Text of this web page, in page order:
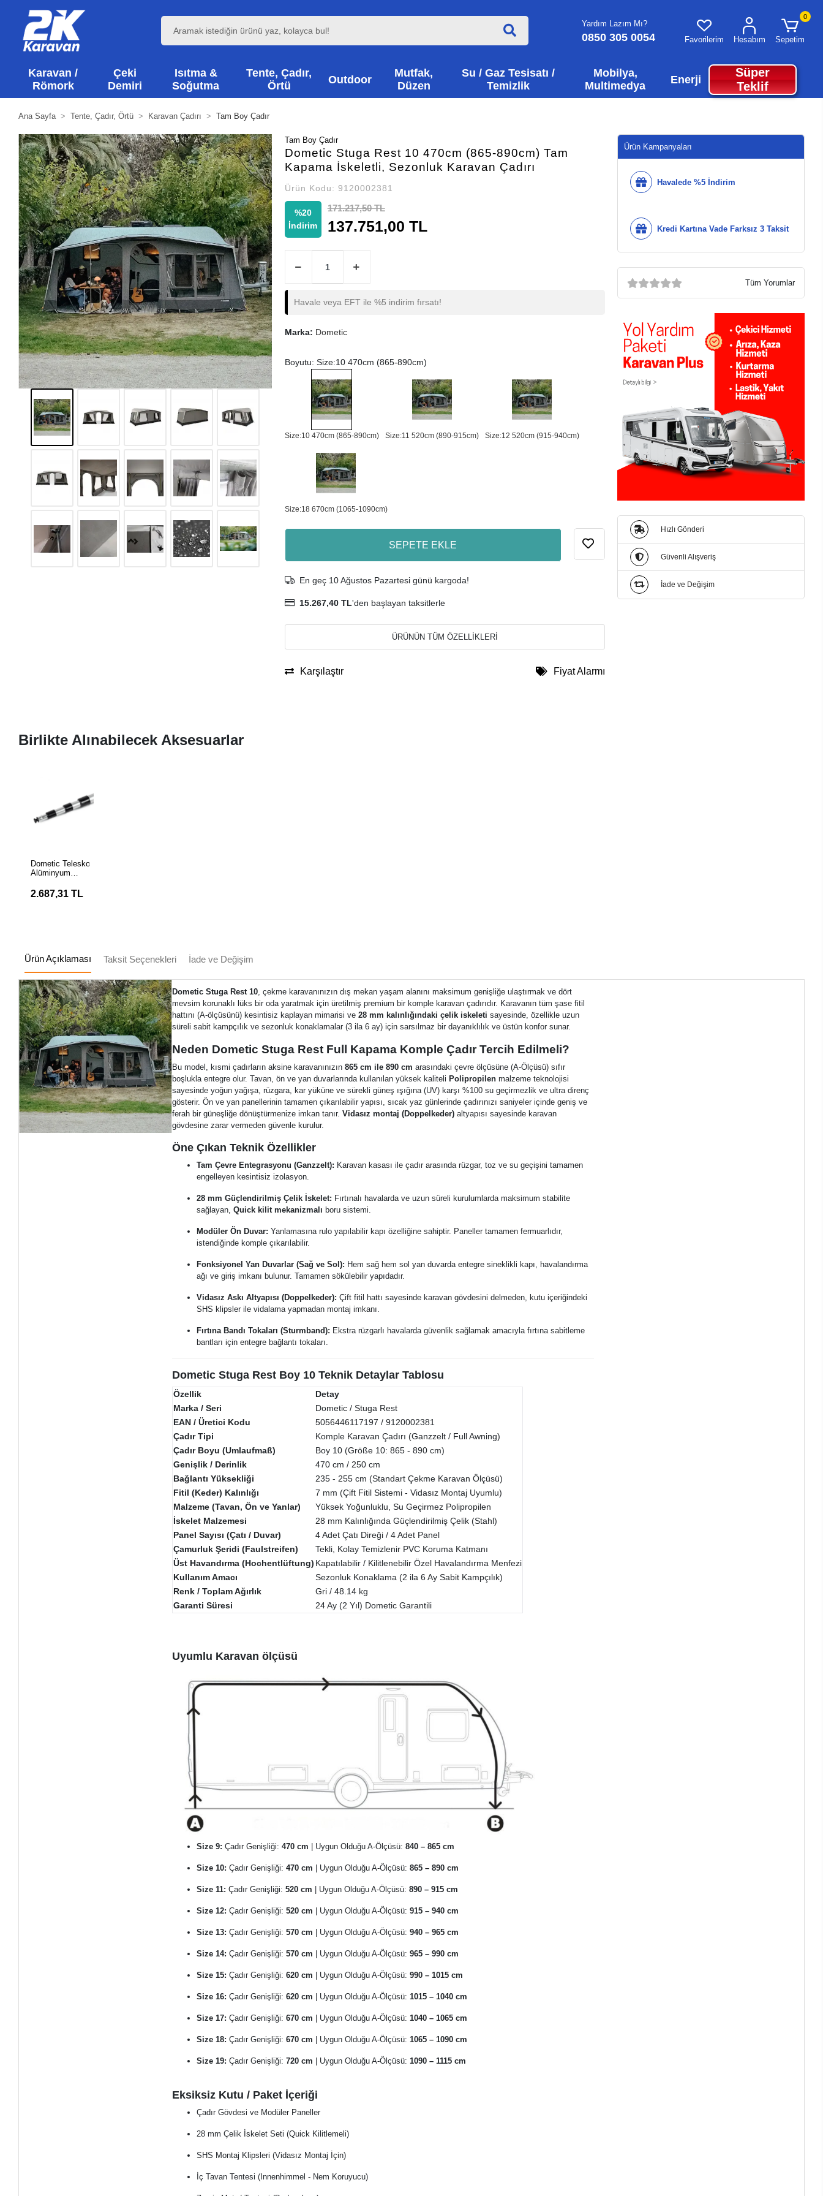
Yardım Lazım Mı?
0850 305 0054 Favorilerim Hesabım
0
Sepetim
Karavan /
Römork
Çeki
Demiri
Isıtma &
Soğutma
Tente, Çadır,
Örtü
Outdoor
Mutfak,
Düzen
Su / Gaz Tesisatı /
Temizlik
Mobilya,
Multimedya
Enerji
Süper
Teklif
Ana Sayfa Tente, Çadır, Örtü Karavan Çadırı Tam Boy Çadır
Tam Boy Çadır
Dometic Stuga Rest 10 470cm (865-890cm) Tam
Kapama İskeletli, Sezonluk Karavan Çadırı
Ürün Kodu: 9120002381
%20
İndirim
171.217,50 TL
137.751,00 TL
Havale veya EFT ile %5 indirim fırsatı!
Marka: Dometic
Boyutu: Size:10 470cm (865-890cm)
Size:10 470cm (865-890cm) Size:11 520cm (890-915cm) Size:12 520cm (915-940cm)
Size:18 670cm (1065-1090cm)
SEPETE EKLE
En geç 10 Ağustos Pazartesi günü kargoda!
15.267,40 TL'den başlayan taksitlerle
ÜRÜNÜN TÜM ÖZELLİKLERİ
Karşılaştır Fiyat Alarmı
Ürün Kampanyaları
Havalede %5 İndirim
Kredi Kartına Vade Farksız 3 Taksit
Tüm Yorumlar
Hızlı Gönderi
Güvenli Alışveriş
İade ve Değişim
Birlikte Alınabilecek Aksesuarlar
EKLE
Dometic Teleskopik
Alüminyum
Çadır Fırtına
2.687,31 TL
Ürün Açıklaması Taksit Seçenekleri İade ve Değişim
Dometic Stuga Rest 10 , çekme karavanınızın dış mekan yaşam alanını maksimum genişliğe ulaştırmak ve dört
mevsim korunaklı lüks bir oda yaratmak için üretilmiş premium bir komple karavan çadırıdır. Karavanın tüm şase fitil
hattını (A-ölçüsünü) kesintisiz kaplayan mimarisi ve28 mm kalınlığındaki çelik iskeleti sayesinde, özellikle uzun
süreli sabit kampçılık ve sezonluk konaklamalar (3 ila 6 ay) için sarsılmaz bir dayanıklılık ve üstün konfor sunar.
Neden Dometic Stuga Rest Full Kapama Komple Çadır Tercih Edilmeli?
Bu model, kısmi çadırların aksine karavanınızın865 cm ile 890 cm arasındaki çevre ölçüsüne (A-Ölçüsü) sıfır
boşlukla entegre olur. Tavan, ön ve yan duvarlarında kullanılan yüksek kaliteli Polipropilen malzeme teknolojisi
sayesinde yoğun yağışa, rüzgara, kar yüküne ve sürekli güneş ışığına (UV) karşı %100 su geçirmezlik ve ultra direnç
gösterir. Ön ve yan panellerinin tamamen çıkarılabilir yapısı, sıcak yaz günlerinde çadırınızı saniyeler içinde geniş ve
ferah bir güneşliğe dönüştürmenize imkan tanır.Vidasız montaj (Doppelkeder) altyapısı sayesinde karavan
gövdesine zarar vermeden güvenle kurulur.
Öne Çıkan Teknik Özellikler
Tam Çevre Entegrasyonu (Ganzzelt): Karavan kasası ile çadır arasında rüzgar, toz ve su geçişini tamamen
engelleyen kesintisiz izolasyon.
28 mm Güçlendirilmiş Çelik İskelet: Fırtınalı havalarda ve uzun süreli kurulumlarda maksimum stabilite
sağlayan,Quick kilit mekanizmalı boru sistemi.
Modüler Ön Duvar: Yanlamasına rulo yapılabilir kapı özelliğine sahiptir. Paneller tamamen fermuarlıdır,
istendiğinde komple çıkarılabilir.
Fonksiyonel Yan Duvarlar (Sağ ve Sol): Hem sağ hem sol yan duvarda entegre sineklikli kapı, havalandırma
ağı ve giriş imkanı bulunur. Tamamen sökülebilir yapıdadır.
Vidasız Askı Altyapısı (Doppelkeder): Çift fitil hattı sayesinde karavan gövdesini delmeden, kutu içeriğindeki
SHS klipsler ile vidalama yapmadan montaj imkanı.
Fırtına Bandı Tokaları (Sturmband): Ekstra rüzgarlı havalarda güvenlik sağlamak amacıyla fırtına sabitleme
bantları için entegre bağlantı tokaları.
Dometic Stuga Rest Boy 10 Teknik Detaylar Tablosu
Özellik
Detay
Marka / Seri
Dometic / Stuga Rest
EAN / Üretici Kodu
5056446117197 / 9120002381
Çadır Tipi
Komple Karavan Çadırı (Ganzzelt / Full Awning)
Çadır Boyu (Umlaufmaß)
Boy 10 (Größe 10: 865 - 890 cm)
Genişlik / Derinlik
470 cm / 250 cm
Bağlantı Yüksekliği
235 - 255 cm (Standart Çekme Karavan Ölçüsü)
Fitil (Keder) Kalınlığı
7 mm (Çift Fitil Sistemi - Vidasız Montaj Uyumlu)
Malzeme (Tavan, Ön ve Yanlar)
Yüksek Yoğunluklu, Su Geçirmez Polipropilen
İskelet Malzemesi
28 mm Kalınlığında Güçlendirilmiş Çelik (Stahl)
Panel Sayısı (Çatı / Duvar)
4 Adet Çatı Direği / 4 Adet Panel
Çamurluk Şeridi (Faulstreifen)
Tekli, Kolay Temizlenir PVC Koruma Katmanı
Üst Havandırma (Hochentlüftung) Kapatılabilir / Kilitlenebilir Özel Havalandırma Menfezi
Kullanım Amacı
Sezonluk Konaklama (2 ila 6 Ay Sabit Kampçılık)
Renk / Toplam Ağırlık
Gri / 48.14 kg
Garanti Süresi
24 Ay (2 Yıl) Dometic Garantili
Uyumlu Karavan ölçüsü
Size 9: Çadır Genişliği:470 cm | Uygun Olduğu A-Ölçüsü:840 – 865 cm
Size 10: Çadır Genişliği:470 cm | Uygun Olduğu A-Ölçüsü:865 – 890 cm
Size 11: Çadır Genişliği:520 cm | Uygun Olduğu A-Ölçüsü:890 – 915 cm
Size 12: Çadır Genişliği:520 cm | Uygun Olduğu A-Ölçüsü:915 – 940 cm
Size 13: Çadır Genişliği:570 cm | Uygun Olduğu A-Ölçüsü:940 – 965 cm
Size 14: Çadır Genişliği:570 cm | Uygun Olduğu A-Ölçüsü:965 – 990 cm
Size 15: Çadır Genişliği:620 cm | Uygun Olduğu A-Ölçüsü:990 – 1015 cm
Size 16: Çadır Genişliği:620 cm | Uygun Olduğu A-Ölçüsü: 1015 – 1040 cm
Size 17: Çadır Genişliği:670 cm | Uygun Olduğu A-Ölçüsü: 1040 – 1065 cm
Size 18: Çadır Genişliği:670 cm | Uygun Olduğu A-Ölçüsü: 1065 – 1090 cm
Size 19: Çadır Genişliği:720 cm | Uygun Olduğu A-Ölçüsü: 1090 – 1115 cm
Eksiksiz Kutu / Paket İçeriği
Çadır Gövdesi ve Modüler Paneller
28 mm Çelik İskelet Seti (Quick Kilitlemeli)
SHS Montaj Klipsleri (Vidasız Montaj İçin)
İç Tavan Tentesi (Innenhimmel - Nem Koruyucu)